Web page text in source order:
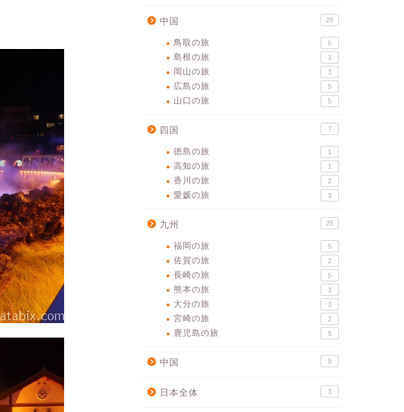
中国 20
鳥取の旅 6
島根の旅 3
岡山の旅 3
広島の旅 5
山口の旅 5
四国 7
徳島の旅 1
高知の旅 1
香川の旅 2
愛媛の旅 3
九州 25
福岡の旅 5
佐賀の旅 2
長崎の旅 5
熊本の旅 3
大分の旅 3
宮崎の旅 2
鹿児島の旅 9
中国 9
日本全体 3